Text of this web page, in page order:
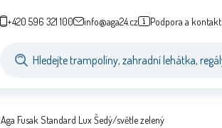
+420 596 321 100 info@aga24.cz Podpora a kontakt
Aga Fusak Standard Lux Šedý/světle zelený